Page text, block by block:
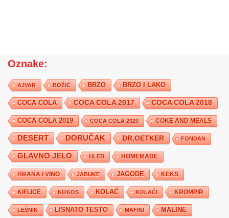
Oznake:
AJVAR BOŽIĆ BRZO BRZO I LAKO
COCA COLA COCA COLA 2017 COCA COLA 2018
COCA COLA 2019 COCA COLA 2020 COKE AND MEALS
DESERT DORUČAK DR.OETKER FONDAN
GLAVNO JELO HLEB HOMEMADE
HRANA I VINO JABUKE JAGODE KEKS
KIFLICE KOKOS KOLAČ KOLAČI KROMPIR
LEŠNIK LISNATO TESTO MAFINI MALINE